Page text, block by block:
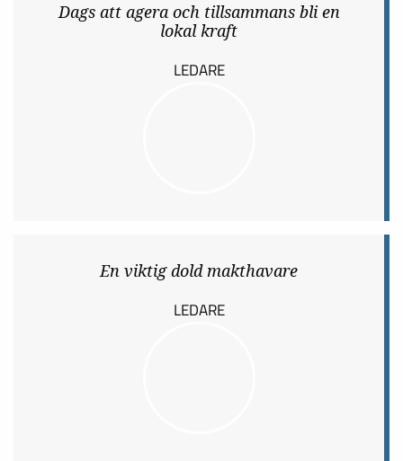
Dags att agera och tillsammans bli en
lokal kraft
LEDARE
En viktig dold makthavare
LEDARE